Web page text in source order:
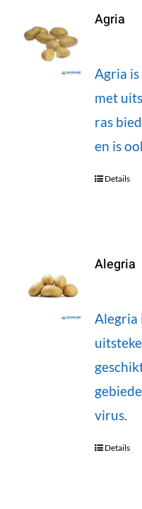
Agria
Agria is
met
ras
en is
Details
Alegria
Alegria
virus.
Details